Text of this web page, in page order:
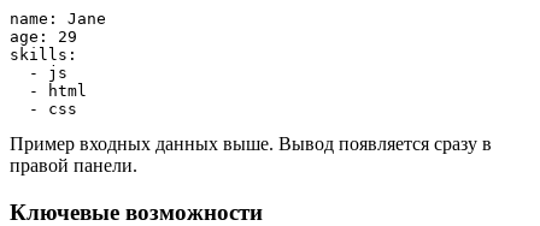
name: Jane
age: 29
skills:
  - js
  - html
  - css
Пример входных данных выше. Вывод появляется сразу в
правой панели.
Ключевые возможности